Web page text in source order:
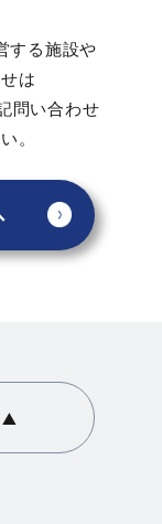
する施設や
は
問い合わせ
。